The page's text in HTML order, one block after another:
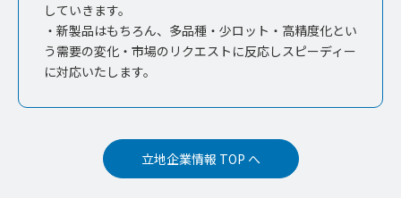
していきます。
・新製品はもちろん、多品種・少ロット・高精度化とい
う需要の変化・市場のリクエストに反応しスピーディー
に対応いたします。
立地企業情報 TOP へ